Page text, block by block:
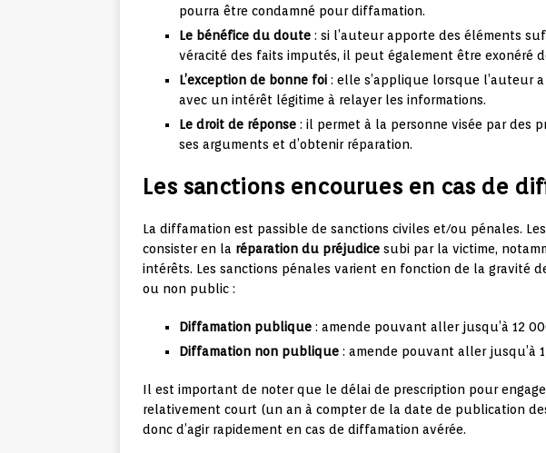
pourra être condamné pour diffamation.
Le bénéfice du doute : si l’auteur apporte des éléments
véracité des faits imputés, il peut également être exonéré
L’exception de bonne foi : elle s’applique lorsque l’auteur
avec un intérêt légitime à relayer les informations.
Le droit de réponse : il permet à la personne visée par des
ses arguments et d’obtenir réparation.
Les sanctions encourues en cas de
La diffamation est passible de sanctions civiles et/ou pénales.
consister en la réparation du préjudice subi par la victime,
intérêts. Les sanctions pénales varient en fonction de la gravité
ou non public :
Diffamation publique : amende pouvant aller jusqu’à 12
Diffamation non publique : amende pouvant aller jusqu’à
Il est important de noter que le délai de prescription pour
relativement court (un an à compter de la date de publication
donc d’agir rapidement en cas de diffamation avérée.